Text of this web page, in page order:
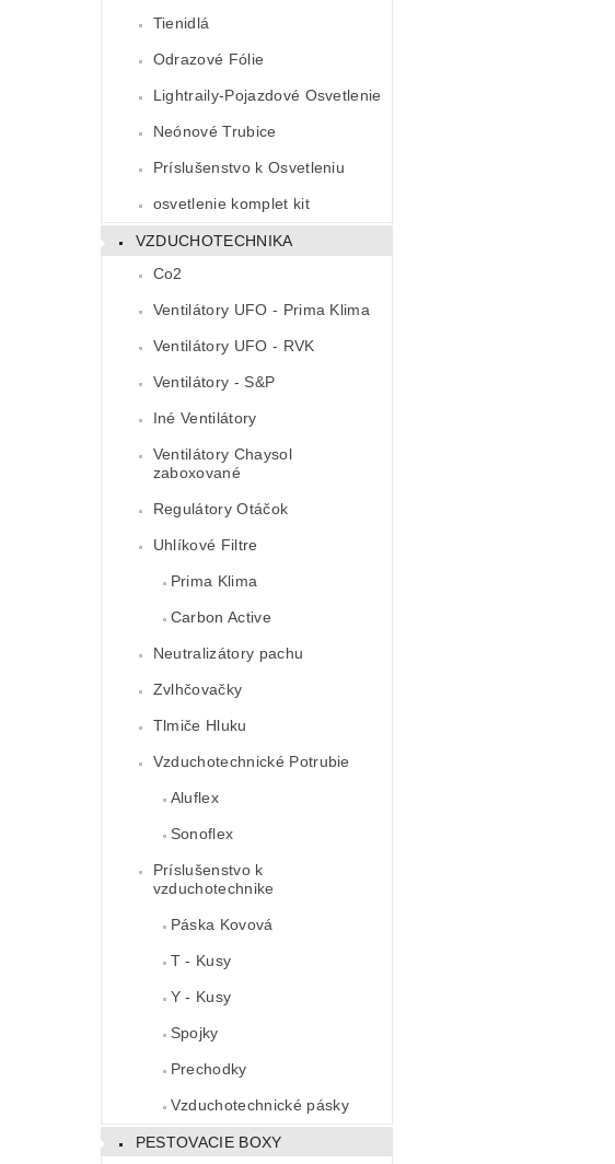
Tienidlá
Odrazové Fólie
Lightraily-Pojazdové Osvetlenie
Neónové Trubice
Príslušenstvo k Osvetleniu
osvetlenie komplet kit
VZDUCHOTECHNIKA
Co2
Ventilátory UFO - Prima Klima
Ventilátory UFO - RVK
Ventilátory - S&P
Iné Ventilátory
Ventilátory Chaysol
zaboxované
Regulátory Otáčok
Uhlíkové Filtre
Prima Klima
Carbon Active
Neutralizátory pachu
Zvlhčovačky
Tlmiče Hluku
Vzduchotechnické Potrubie
Aluflex
Sonoflex
Príslušenstvo k
vzduchotechnike
Páska Kovová
T - Kusy
Y - Kusy
Spojky
Prechodky
Vzduchotechnické pásky
PESTOVACIE BOXY